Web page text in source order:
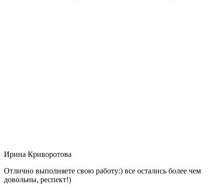
Ирина Криворотова
Отлично выполняете свою работу:) все остались более чем
довольны, респект!)